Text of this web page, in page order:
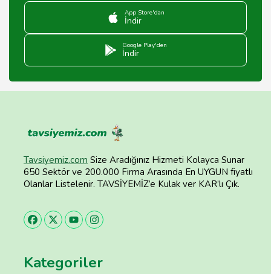
App Store'dan
İndir
Google Play'den
İndir
Tavsiyemiz.com Size Aradığınız Hizmeti Kolayca Sunar
650 Sektör ve 200.000 Firma Arasında En UYGUN fiyatlı
Olanlar Listelenir. TAVSİYEMİZ’e Kulak ver KAR’lı Çık.
Kategoriler